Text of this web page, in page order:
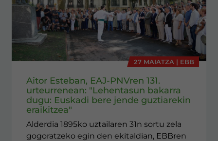
27 MAIATZA | EBB
Aitor Esteban, EAJ-PNVren 131.
urteurrenean: "Lehentasun bakarra
dugu: Euskadi bere jende guztiarekin
eraikitzea"
Alderdia 1895ko uztailaren 31n sortu zela
gogoratzeko egin den ekitaldian, EBBren